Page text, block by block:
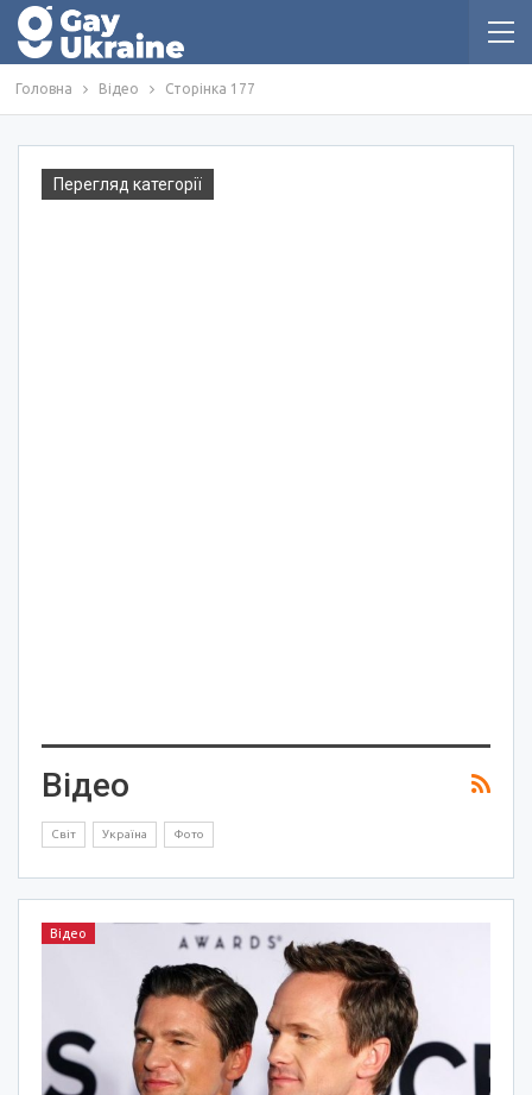
Головна Відео Сторінка 177
Перегляд категорії
Відео
Світ Україна Фото
Відео